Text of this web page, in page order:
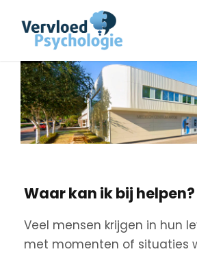
Waar kan ik bij helpen?
Veel mensen krijgen in hun
met momenten of situaties